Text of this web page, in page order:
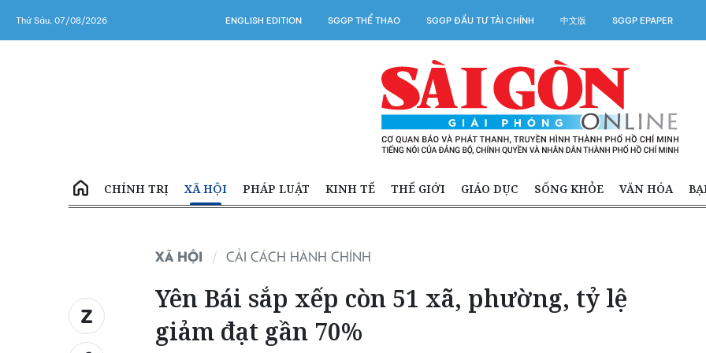
Thứ Sáu, 07/08/2026 ENGLISH EDITION SGGP THỂ THAO SGGP ĐẦU TƯ TÀI CHÍNH 中文版 SGGP EPAPER
CHÍNH TRỊ XÃ HỘI PHÁP LUẬT KINH TẾ THẾ GIỚI GIÁO DỤC SỐNG KHỎE VĂN HÓA
XÃ HỘI CẢI CÁCH HÀNH CHÍNH
Yên Bái sắp xếp còn 51 xã, phường, tỷ lệ
giảm đạt gần 70%